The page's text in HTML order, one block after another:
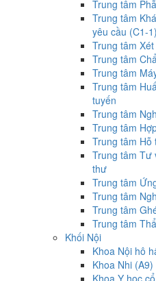
Trung tâm
Trung tâm
yêu cầu (C1-1)
Trung tâm
Trung tâm
Trung tâm
Trung tâm
tuyến
Trung tâm
Trung tâm
Trung tâm Hỗ
Trung tâm Tư
thư
Trung tâm
Trung tâm
Trung tâm
Trung tâm
Khối Nội
Khoa Nội hô
Khoa Nhi (A9)
Khoa Y học